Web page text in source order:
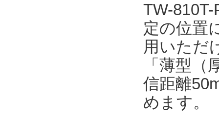
TW-
定の位置
用いただ
「薄型
信距離
めます。